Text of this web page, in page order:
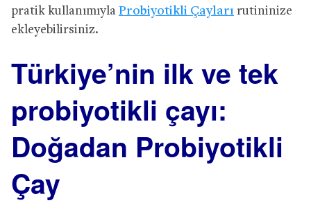
pratik kullanımıyla Probiyotikli Çayları rutininize
ekleyebilirsiniz.
Türkiye’nin ilk ve tek
probiyotikli çayı:
Doğadan Probiyotikli
Çay